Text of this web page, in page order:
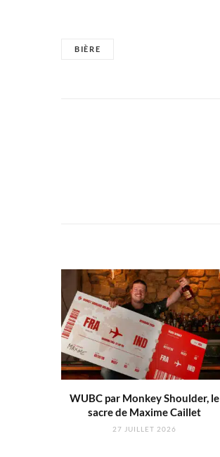
BIÈRE
WUBC par Monkey Shoulder, le
sacre de Maxime Caillet
27 JUILLET 2026